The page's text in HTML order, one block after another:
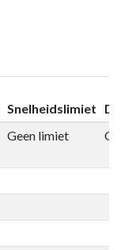
Snelheidslimiet
Geen limiet